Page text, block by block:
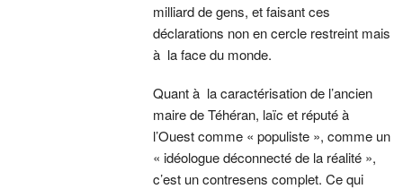
milliard de gens, et faisant ces
déclarations non en cercle restreint mais
à la face du monde.
Quant à la caractérisation de l’ancien
maire de Téhéran, laïc et réputé à
l’Ouest comme « populiste », comme un
« idéologue déconnecté de la réalité »,
c’est un contresens complet. Ce qui